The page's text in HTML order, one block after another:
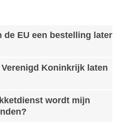
de EU een bestelling laten
Koninkrijk laten
wordt mijn